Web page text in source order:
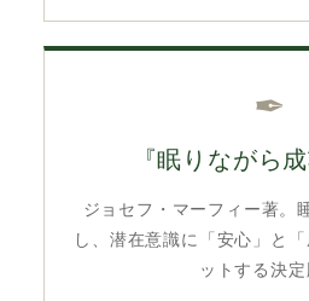
✒︎
『眠りながら
ジョセフ・マーフィー著。
し、潜在意識に「安心」と
ットする決定